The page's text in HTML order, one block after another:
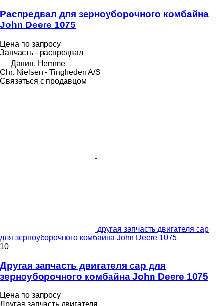
Распредвал для зерноуборочного комбайна
John Deere 1075
Цена по запросу
Запчасть - распредвал
Дания, Hemmet
Chr. Nielsen - Tingheden A/S
Связаться с продавцом
другая запчасть двигателя cap
для зерноуборочного комбайна John Deere 1075
10
Другая запчасть двигателя cap для
зерноуборочного комбайна John Deere 1075
Цена по запросу
Другая запчасть двигателя